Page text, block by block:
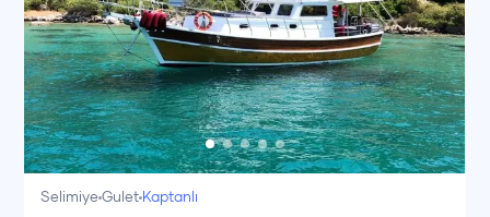
SelimiyeGulet Kaptanlı